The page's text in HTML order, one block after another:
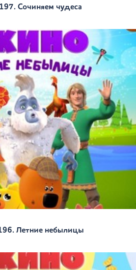
Сочиняем чудеса
Летние небылицы